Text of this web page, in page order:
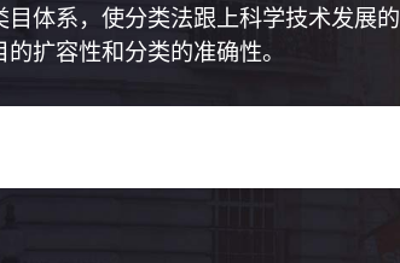
体系，使分类法跟上科学技术发展
扩容性和分类的准确性。